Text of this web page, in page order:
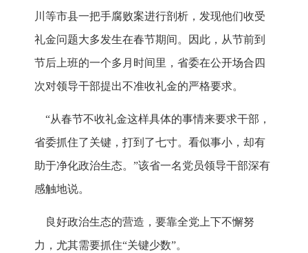
川等市县一把手腐败案进行剖析，发现他们收受
礼金问题大多发生在春节期间。因此，从节前到
节后上班的一个多月时间里，省委在公开场合四
次对领导干部提出不准收礼金的严格要求。
“从春节不收礼金这样具体的事情来要求干部，
省委抓住了关键，打到了七寸。看似事小，却有
助于净化政治生态。”该省一名党员领导干部深有
感触地说。
良好政治生态的营造，要靠全党上下不懈努
力，尤其需要抓住“关键少数”。